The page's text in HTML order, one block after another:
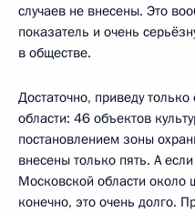
случаев не внесены. Это
показатель и очень
в обществе.
Достаточно, приведу
области: 46 объектов
постановлением зоны
внесены только пять. А
Московской области около
конечно, это очень долго.